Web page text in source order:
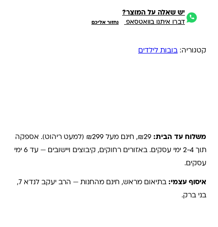
יש שאלה על המוצר?
דברו איתנו בוואטסאפ נחזור אליכם
קטגוריה: בובות לילדים
משלוח עד הבית: ₪29, חינם מעל ₪299 (למעט ריהוט). אספקה
תוך 2-4 ימי עסקים. באזורים רחוקים, קיבוצים ויישובים — עד 6 ימי
עסקים.
איסוף עצמי: בתיאום מראש, חינם מהחנות — הרב יעקב לנדא 7,
בני ברק.